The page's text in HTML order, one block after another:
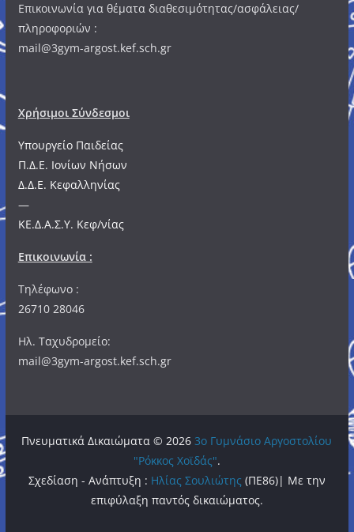
Επικοινωνία για θέματα διαθεσιμότητας/ασφάλειας/
πληροφοριών :
mail@3gym-argost.kef.sch.gr
Χρήσιμοι Σύνδεσμοι
Υπουργείο Παιδείας
Π.Δ.Ε. Ιονίων Νήσων
Δ.Δ.Ε. Κεφαλληνίας
—
ΚΕ.Δ.Α.Σ.Υ. Κεφ/νίας
Επικοινωνία :
Τηλέφωνο :
26710 28046
Ηλ. Ταχυδρομείο:
mail@3gym-argost.kef.sch.gr
Πνευματικά Δικαιώματα © 20263o Γυμνάσιο Αργοστολίου
"Ρόκκος Χοϊδάς".
Σχεδίαση - Ανάπτυξη : Ηλίας Σουλιώτης (ΠΕ86)| Με την
επιφύλαξη παντός δικαιώματος.